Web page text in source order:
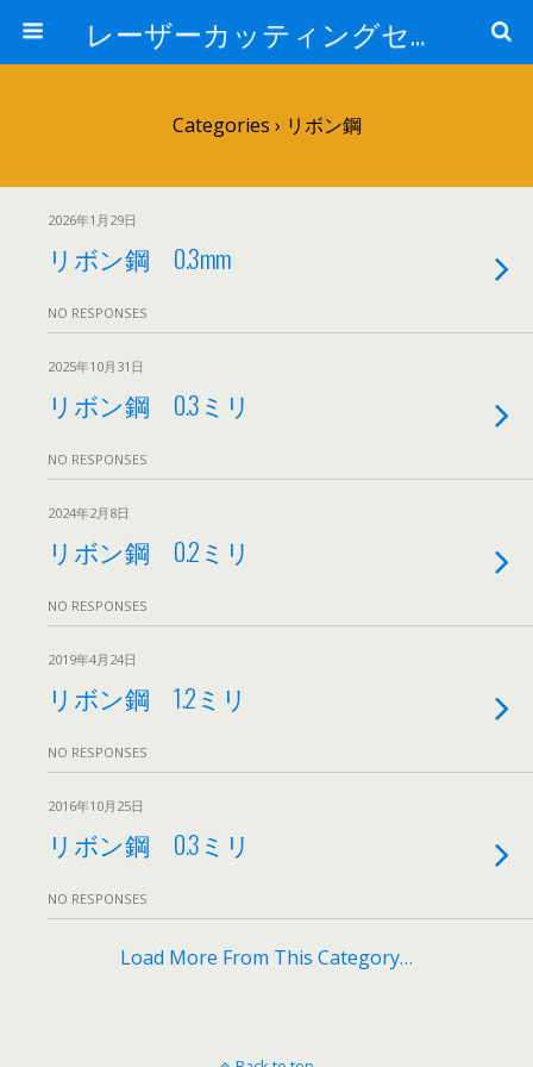
レーザーカッティングセンター 株式会社 中本鉄工所
Categories › リボン鋼
2026年1月29日
リボン鋼 0.3mm
NO RESPONSES
2025年10月31日
リボン鋼 0.3ミリ
NO RESPONSES
2024年2月8日
リボン鋼 0.2ミリ
NO RESPONSES
2019年4月24日
リボン鋼 1.2ミリ
NO RESPONSES
2016年10月25日
リボン鋼 0.3ミリ
NO RESPONSES
Load More From This Category…